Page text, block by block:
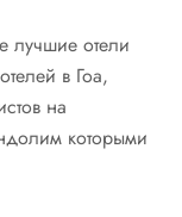
лучшие отели
в Гоа,
на
которыми